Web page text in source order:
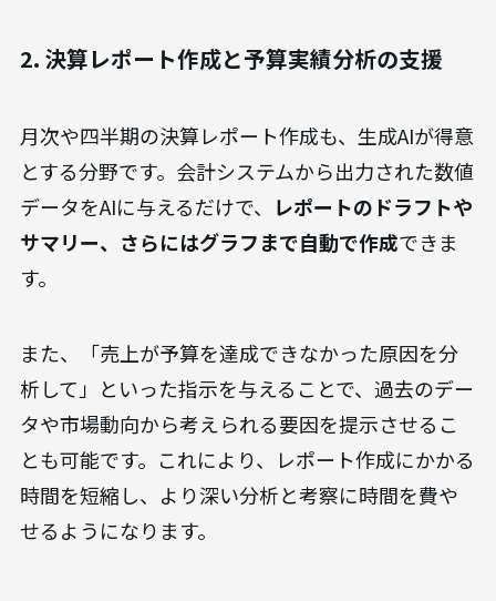
2. 決算レポート作成と予算実績分析の支援
月次や四半期の決算レポート作成も、生成AIが得意
とする分野です。会計システムから出力された数値
データをAIに与えるだけで、
レポートのドラフトや
サマリー、さらにはグラフまで自動で作成できま
す。
また、「売上が予算を達成できなかった原因を分
析して」といった指示を与えることで、過去のデー
タや市場動向から考えられる要因を提示させるこ
とも可能です。これにより、レポート作成にかかる
時間を短縮し、より深い分析と考察に時間を費や
せるようになります。